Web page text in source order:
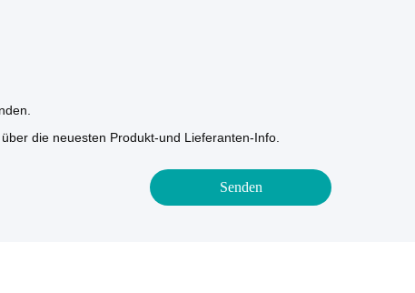
die neuesten Produkt-und Lieferanten-Info.